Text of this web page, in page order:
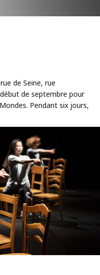
de Seine, rue
de septembre pour
Pendant six jours,